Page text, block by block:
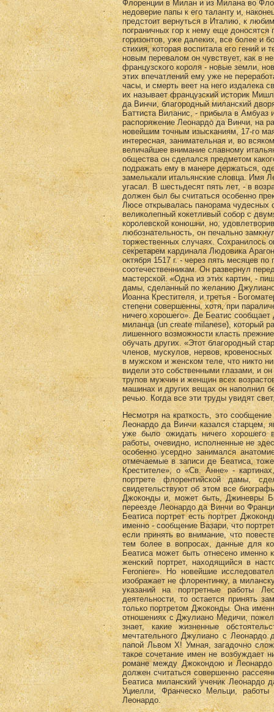
Несмотря на краткость, это
Леонардо да Винчи казался старцем,
уже было ожидать ничего хорошего
работы, очевидно, исполненные не
особенно усердно занимался
отмечаемые в записи де Беатиса,
Крестителе», о «Св. Анне» -
портрете флорентийской дамы,
свидетельствуют об этом все
Джоконды и, может быть, Джиневры
переезде Леонардо да Винчи во
Беатиса портрет есть портрет
именно - сообщение Вазари, что
если принять во внимание, что
тем более в вопросах, данные для
Беатиса может быть отнесено
женский портрет, находящийся в
Feroniere». Но новейшие
изображает не флорентинку, а
указаний на портретные работы
деятельности, то остается принять
только портретом Джоконды. Она
отношениях с Джулиано Медичи,
знает, какие жизненные
мечтательного Джулиано с Леонардо
папой Львом X! Умная, загадочно
такое сочетание имен не возбуждает
романе между Джокондою и
должен считаться совершенно
Беатиса миланский ученик Леонардо
Уциелли, Франческо Мельци,
Леонардо.